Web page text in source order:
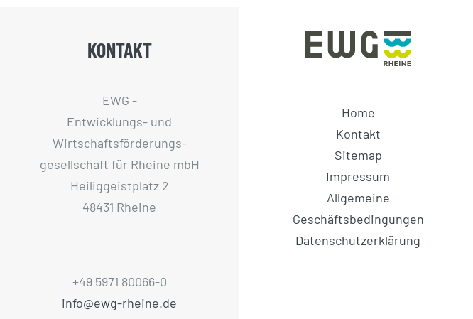
KONTAKT
EWG -
Entwicklungs- und
Wirtschaftsförderungs­
gesellschaft für Rheine mbH
Heiliggeistplatz 2
48431 Rheine
+49 5971 80066-0
info@ewg-rheine.de
Home
Kontakt
Sitemap
Impressum
Allgemeine
Geschäftsbedingungen
Datenschutzerklärung